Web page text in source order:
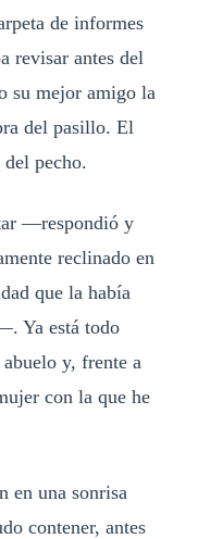
de informes
revisar antes del
su mejor amigo la
del pasillo. El
pecho.
—respondió y
reclinado en
que la había
Ya está todo
y, frente a
con la que he
en una sonrisa
contener, antes